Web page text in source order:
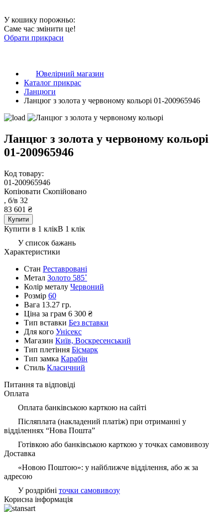
У кошику порожньо:
Саме час змінити це!
Обрати прикраси
Ювелірний магазин
Каталог прикрас
Ланцюги
Ланцюг з золота у червоному кольорі 01-200965946
Ланцюг з золота у червоному кольорі
01-200965946
Код товару:
01-200965946
Копіювати Скопійовано
, б/в 32
83 601 ₴
Купити
Купити в 1 клікВ 1 клік
У список бажань
Характеристики
Стан Реставровані
Метал Золото 585˚
Колір металу Червоний
Розмір 60
Вага 13.27 гр.
Ціна за грам 6 300 ₴
Тип вставки Без вставки
Для кого Унісекс
Магазин Київ, Воскресенський
Тип плетіння Бісмарк
Тип замка Карабін
Стиль Класичний
Питання та відповіді
Оплата
Оплата банківською карткою на сайті
Післяплата (накладений платіж) при отриманні у
відділеннях “Нова Пошта”
Готівкою або банківською карткою у точках самовивозу
Доставка
«Новою Поштою»: у найближче відділення, або ж за
адресою
У роздрібні точки самовивозу
Корисна інформація